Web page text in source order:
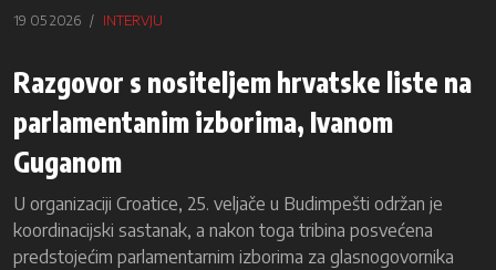
19 05 2026 INTERVJU
Razgovor s nositeljem hrvatske liste na
parlamentanim izborima, Ivanom
Guganom
U organizaciji Croatice, 25. veljače u Budimpešti održan je
koordinacijski sastanak, a nakon toga tribina posvećena
predstojećim parlamentarnim izborima za glasnogovornika